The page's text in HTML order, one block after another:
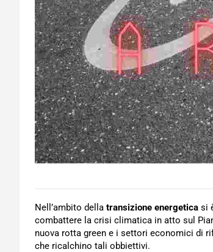
Nell’ambito della transizione energetica si
combattere la crisi climatica in atto sul
nuova rotta green e i settori economici di
che ricalchino tali obbiettivi.